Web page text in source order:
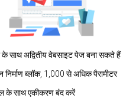
के साथ अद्वितीय वेबसाइट पेज बना सकते हैं
ब्लॉक, 1,000 से अधिक पैरामीटर
के साथ एकीकरण बंद करें